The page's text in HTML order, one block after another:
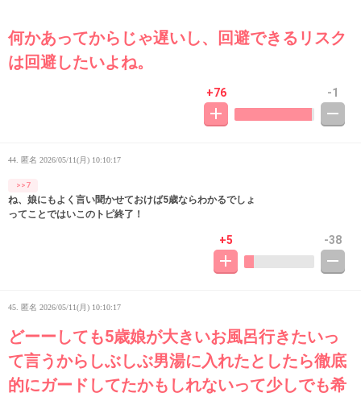
何かあってからじゃ遅いし、回避できるリスク
は回避したいよね。
+76 -1
44. 匿名 2026/05/11(月) 10:10:17
>>7
ね、娘にもよく言い聞かせておけば5歳ならわかるでしょ
ってことではいこのトピ終了！
+5 -38
45. 匿名 2026/05/11(月) 10:10:17
どーーしても5歳娘が大きいお風呂行きたいっ
て言うからしぶしぶ男湯に入れたとしたら徹底
的にガードしてたかもしれないって少しでも希